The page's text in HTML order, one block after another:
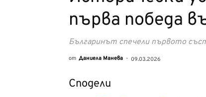
първа победа
Българинът спечели първото
от Даниела Манева - 09.03.2026
Сподели